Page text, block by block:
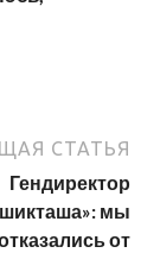
СТАТЬЯ
Гендиректор
мы
от